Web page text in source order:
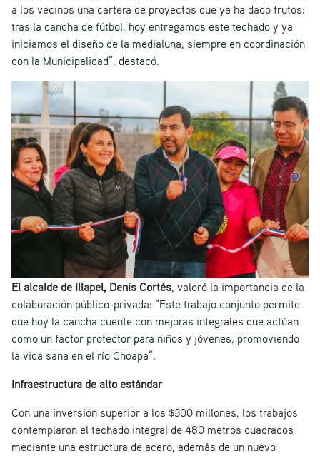
a los vecinos una cartera de proyectos que ya ha dado frutos:
tras la cancha de fútbol, hoy entregamos este techado y ya
iniciamos el diseño de la medialuna, siempre en coordinación
con la Municipalidad”, destacó.
El alcalde de Illapel, Denis Cortés, valoró la importancia de la
colaboración público-privada: “Este trabajo conjunto permite
que hoy la cancha cuente con mejoras integrales que actúan
como un factor protector para niños y jóvenes, promoviendo
la vida sana en el río Choapa”.
Infraestructura de alto estándar
Con una inversión superior a los $300 millones, los trabajos
contemplaron el techado integral de 480 metros cuadrados
mediante una estructura de acero, además de un nuevo